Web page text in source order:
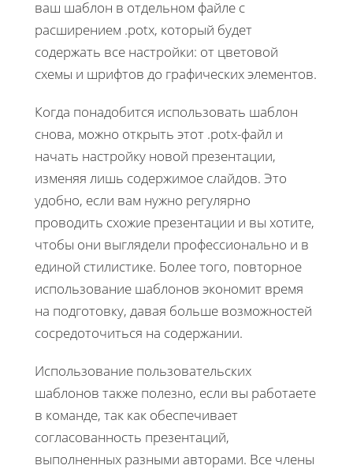
ваш шаблон в отдельном файле с
расширением .potx, который будет
содержать все настройки: от цветовой
схемы и шрифтов до графических элементов.
Когда понадобится использовать шаблон
снова, можно открыть этот .potx-файл и
начать настройку новой презентации,
изменяя лишь содержимое слайдов. Это
удобно, если вам нужно регулярно
проводить схожие презентации и вы хотите,
чтобы они выглядели профессионально и в
единой стилистике. Более того, повторное
использование шаблонов экономит время
на подготовку, давая больше возможностей
сосредоточиться на содержании.
Использование пользовательских
шаблонов также полезно, если вы работаете
в команде, так как обеспечивает
согласованность презентаций,
выполненных разными авторами. Все члены